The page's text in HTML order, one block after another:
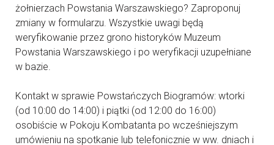
żołnierzach Powstania Warszawskiego? Zaproponuj
zmiany w formularzu. Wszystkie uwagi będą
weryfikowanie przez grono historyków Muzeum
Powstania Warszawskiego i po weryfikacji uzupełniane
w bazie.
Kontakt w sprawie Powstańczych Biogramów: wtorki
(od 10:00 do 14:00) i piątki (od 12:00 do 16:00)
osobiście w Pokoju Kombatanta po wcześniejszym
umówieniu na spotkanie lub telefonicznie w ww. dniach i